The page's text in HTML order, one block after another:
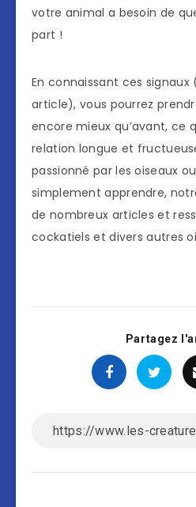
votre animal a besoin de
part !
En connaissant ces
article), vous pourrez
encore mieux qu’avant, ce
relation longue et
passionné par les oiseaux
simplement apprendre,
de nombreux articles et
cockatiels et divers autres
Partagez